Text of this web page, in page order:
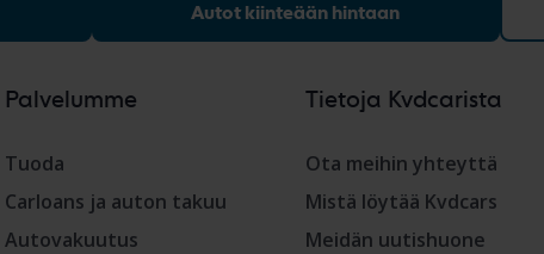
Autot kiinteään hintaan
Palvelumme
Tuoda
Carloans ja auton takuu
Autovakuutus
Tietoja Kvdcarista
Ota meihin yhteyttä
Mistä löytää Kvdcars
Meidän uutishuone